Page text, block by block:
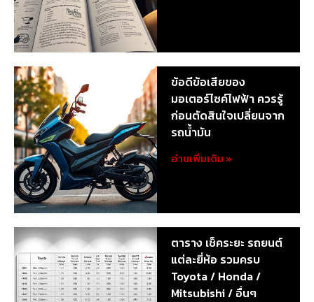
ข้อดีข้อเสียของ
มอเตอร์ไซค์ไฟฟ้า ควรรู้
ก่อนตัดสินใจเปลี่ยนจาก
รถน้ำมัน
อ่านเพิ่มเติม »
ตาราง เช็คระยะ รถยนต์
แต่ละยี่ห้อ รวมครบ
Toyota / Honda /
Mitsubishi / อื่นๆ